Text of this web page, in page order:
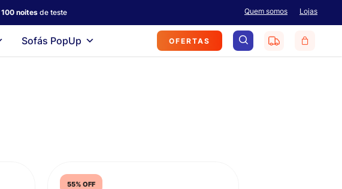
100 noitesde teste Lojas
Quem somos
Sofás PopUp OFERTAS search
55% OFF
Menu